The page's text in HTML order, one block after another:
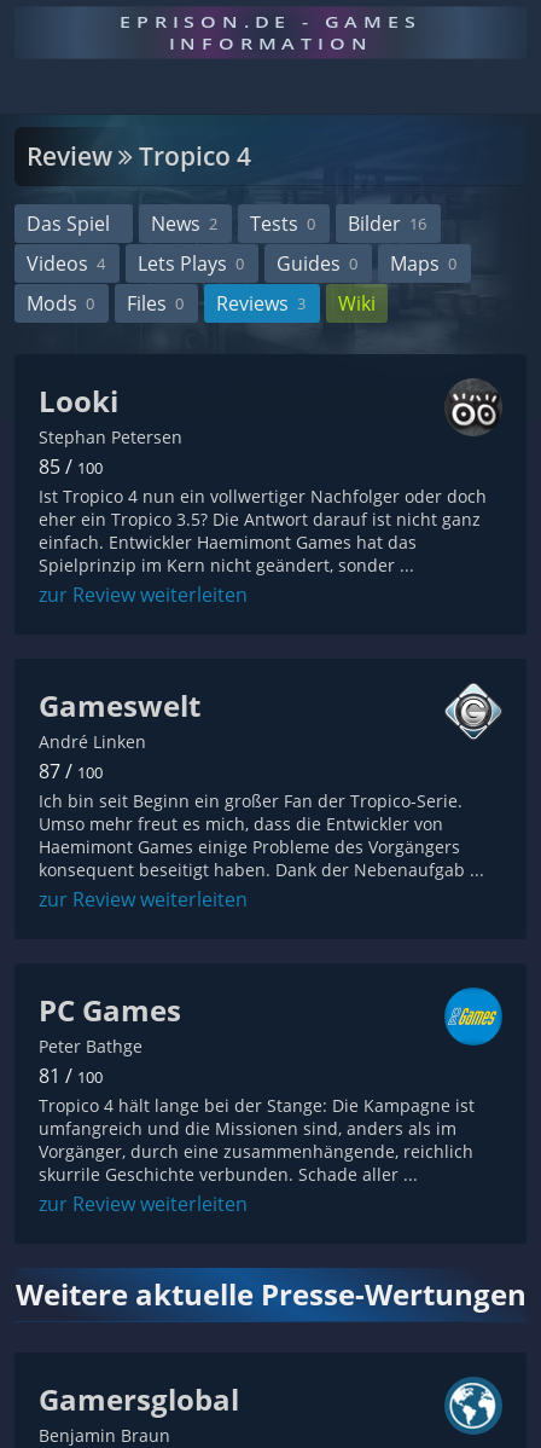
EPRISON.DE - GAMES
INFORMATION
Review Tropico 4
Das Spiel News 2 Tests 0 Bilder 16
Videos 4 Lets Plays 0 Guides 0 Maps 0
Mods 0 Files 0 Reviews 3 Wiki
Looki
Stephan Petersen
85 / 100
Ist Tropico 4 nun ein vollwertiger Nachfolger oder doch
eher ein Tropico 3.5? Die Antwort darauf ist nicht ganz
einfach. Entwickler Haemimont Games hat das
Spielprinzip im Kern nicht geändert, sonder ...
zur Review weiterleiten
Gameswelt
André Linken
87 / 100
Ich bin seit Beginn ein großer Fan der Tropico-Serie.
Umso mehr freut es mich, dass die Entwickler von
Haemimont Games einige Probleme des Vorgängers
konsequent beseitigt haben. Dank der Nebenaufgab ...
zur Review weiterleiten
PC Games
Peter Bathge
81 / 100
Tropico 4 hält lange bei der Stange: Die Kampagne ist
umfangreich und die Missionen sind, anders als im
Vorgänger, durch eine zusammenhängende, reichlich
skurrile Geschichte verbunden. Schade aller ...
zur Review weiterleiten
Weitere aktuelle Presse-Wertungen
Gamersglobal
Benjamin Braun